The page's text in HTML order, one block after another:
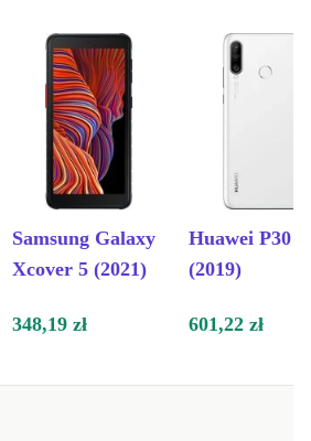
Samsung Galaxy
Xcover 5 (2021)
Huawei P30
(2019)
348,19 zł 601,22 zł